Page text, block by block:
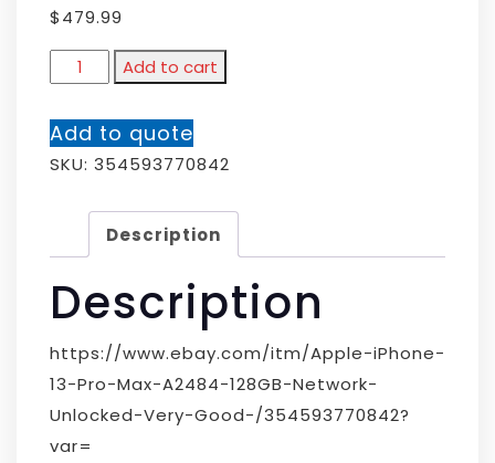
$479.99
Add to cart
Add to quote
SKU: 354593770842
Description
Description
https://www.ebay.com/itm/Apple-iPhone-
13-Pro-Max-A2484-128GB-Network-
Unlocked-Very-Good-/354593770842?
var=